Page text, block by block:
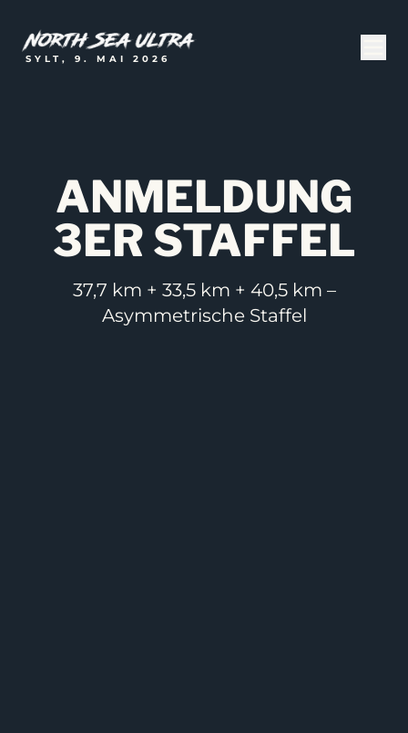
SYLT, 9. MAI 2026
ANMELDUNG
3ER STAFFEL
37,7 km + 33,5 km + 40,5 km –
Asymmetrische Staffel